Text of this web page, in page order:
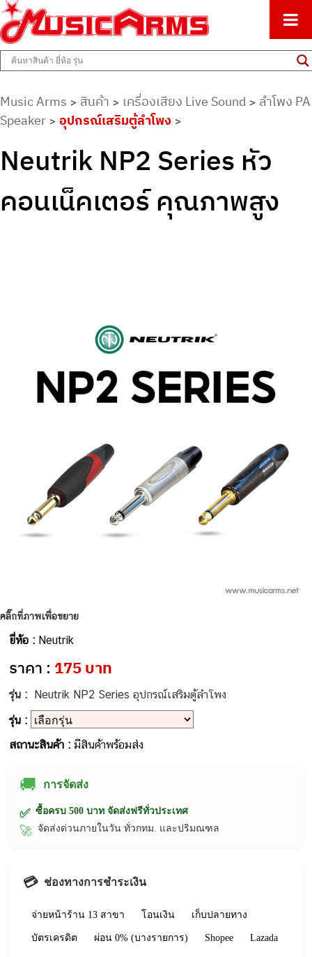
Music Arms
ศูนย์รวมครื่องดนตรีทุกชนิด ตั้งแต่เริ่มต้นถึงมืออาชีพ
Music Arms > สินค้า > เครื่องเสียง Live Sound > ลำโพง PA
Speaker > อุปกรณ์เสริมตู้ลำโพง >
Neutrik NP2 Series หัว
คอนเน็คเตอร์ คุณภาพสูง
คลิ๊กที่ภาพเพื่อขยาย
ยี่ห้อ : Neutrik
ราคา : 175 บาท
รุ่น : Neutrik NP2 Series อุปกรณ์เสริมตู้ลำโพง
รุ่น :
สถานะสินค้า :มีสินค้าพร้อมส่ง
🚚 การจัดส่ง
✅ ซื้อครบ 500 บาท จัดส่งฟรีทั่วประเทศ
🚀 จัดส่งด่วนภายในวัน ทั่วกทม. และปริมณฑล
💳 ช่องทางการชำระเงิน
จ่ายหน้าร้าน 13 สาขา โอนเงิน เก็บปลายทาง
บัตรเครดิต ผ่อน 0% (บางรายการ) Shopee Lazada